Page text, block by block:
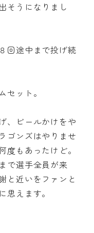
そうになりまし
回途中まで投げ続
セット。
、ビールかけをや
ゴンズはやりませ
度もあったけど。
で選手全員が来
と近いをファンと
思えます。